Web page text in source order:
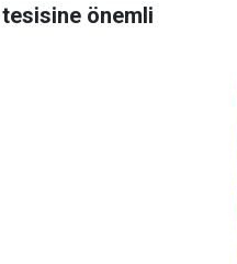
önemli